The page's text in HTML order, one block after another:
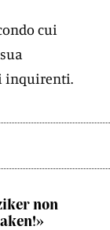
cui
inquirenti.
non